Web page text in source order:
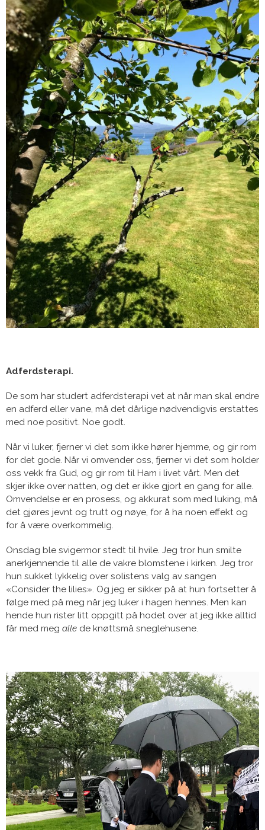
Adferdsterapi.
De som har studert adferdsterapi vet at når man skal endre
en adferd eller vane, må det dårlige nødvendigvis erstattes
med noe positivt. Noe godt.
Når vi luker, fjerner vi det som ikke hører hjemme, og gir rom
for det gode. Når vi omvender oss, fjerner vi det som holder
oss vekk fra Gud, og gir rom til Ham i livet vårt. Men det
skjer ikke over natten, og det er ikke gjort en gang for alle.
Omvendelse er en prosess, og akkurat som med luking, må
det gjøres jevnt og trutt og nøye, for å ha noen effekt og
for å være overkommelig.
Onsdag ble svigermor stedt til hvile. Jeg tror hun smilte
anerkjennende til alle de vakre blomstene i kirken. Jeg tror
hun sukket lykkelig over solistens valg av sangen
«Consider the lilies». Og jeg er sikker på at hun fortsetter å
følge med på meg når jeg luker i hagen hennes. Men kan
hende hun rister litt oppgitt på hodet over at jeg ikke alltid
får med meg alle de knøttsmå sneglehusene.